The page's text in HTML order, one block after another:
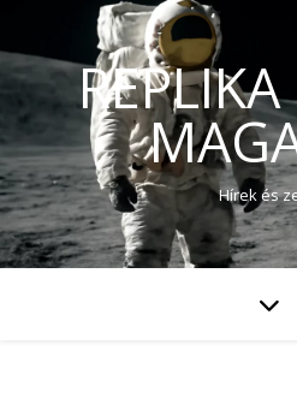
Hírek és